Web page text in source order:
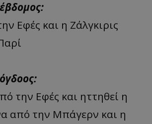
Εφές και η Ζάλγκιρις
την Εφές και ηττηθεί η
από την Μπάγερν και η